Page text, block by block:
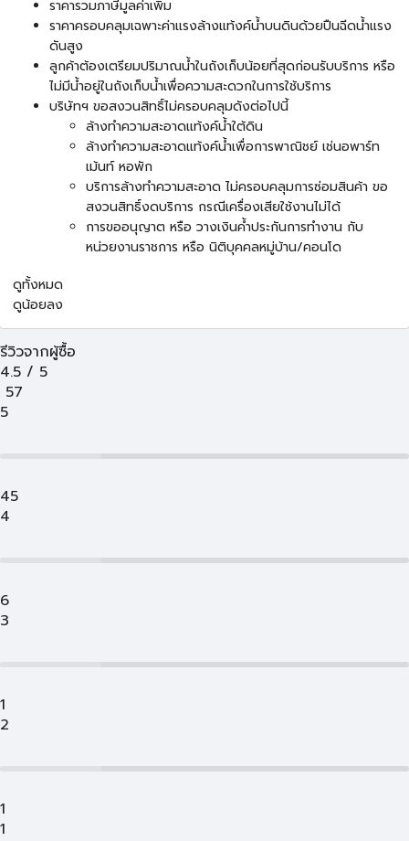
ราคารวมภาษีมูลค่าเพิ่ม
ราคาครอบคลุมเฉพาะค่าแรงล้างแท้งค์น้ำบนดินด้วยปืนฉีดน้ำแรง
ดันสูง
ลูกค้าต้องเตรียมปริมาณน้ำในถังเก็บน้อยที่สุดก่อนรับบริการ หรือ
ไม่มีน้ำอยู่ในถังเก็บน้ำเพื่อความสะดวกในการใช้บริการ
บริษัทฯ ขอสงวนสิทธิ์ไม่ครอบคลุมดังต่อไปนี้
ล้างทำความสะอาดแท้งค์น้ำใต้ดิน
ล้างทำความสะอาดแท้งค์น้ำเพื่อการพาณิชย์ เช่นอพาร์ท
เม้นท์ หอพัก
บริการล้างทำความสะอาด ไม่ครอบคลุมการซ่อมสินค้า ขอ
สงวนสิทธิ์งดบริการ กรณีเครื่องเสียใช้งานไม่ได้
การขออนุญาต หรือ วางเงินค้ำประกันการทำงาน กับ
หน่วยงานราชการ หรือ นิติบุคคลหมู่บ้าน/คอนโด
ดูทั้งหมด
ดูน้อยลง
รีวิวจากผู้ซื้อ
4.5 / 5
57
5
45
4
6
3
1
2
1
1